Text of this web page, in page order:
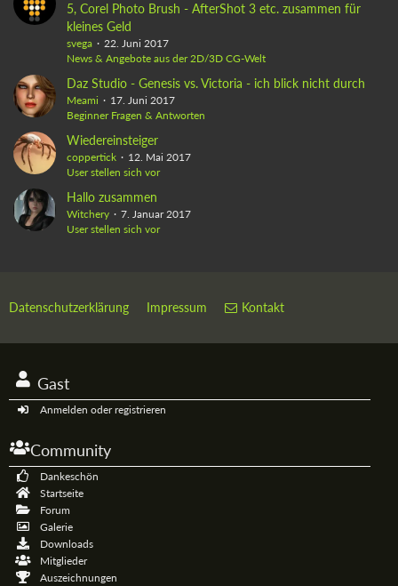
5, Corel Photo Brush - AfterShot 3 etc. zusammen für
kleines Geld
svega
22. Juni 2017
News & Angebote aus der 2D/3D CG-Welt
Daz Studio - Genesis vs. Victoria - ich blick nicht durch
Meami
17. Juni 2017
Beginner Fragen & Antworten
Wiedereinsteiger
coppertick
12. Mai 2017
User stellen sich vor
Hallo zusammen
Witchery
7. Januar 2017
User stellen sich vor
Datenschutzerklärung Impressum Kontakt
Gast
Anmelden oder registrieren
Community
Dankeschön
Startseite
Forum
Galerie
Downloads
Mitglieder
Auszeichnungen